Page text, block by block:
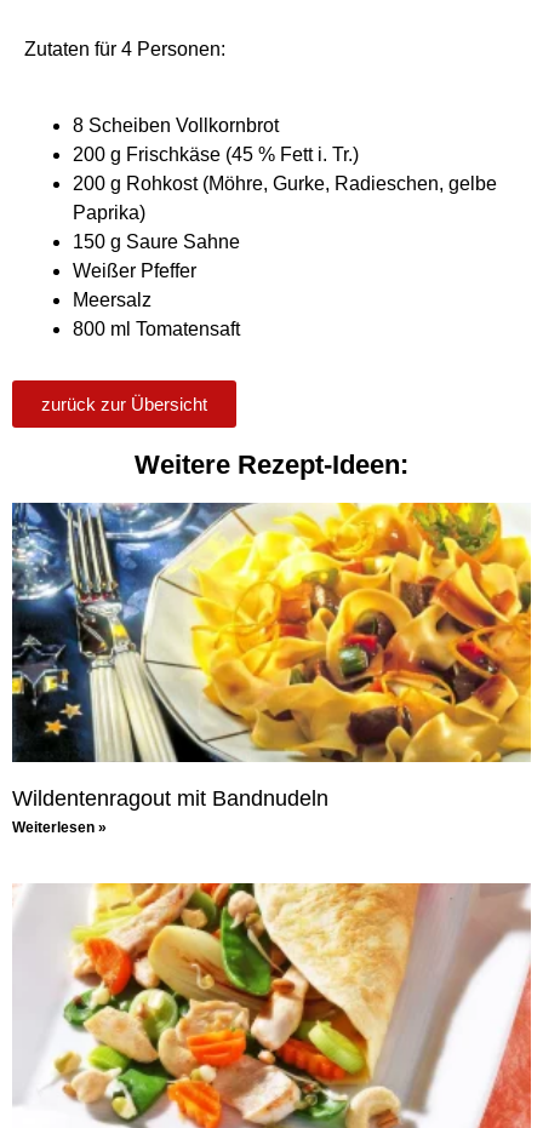
Zutaten für 4 Personen:
8 Scheiben Vollkornbrot
200 g Frischkäse (45 % Fett i. Tr.)
200 g Rohkost (Möhre, Gurke, Radieschen, gelbe
Paprika)
150 g Saure Sahne
Weißer Pfeffer
Meersalz
800 ml Tomatensaft
zurück zur Übersicht
Weitere Rezept-Ideen:
Wildentenragout mit Bandnudeln
Weiterlesen »